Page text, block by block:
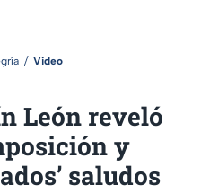
Video
León reveló
y
saludos